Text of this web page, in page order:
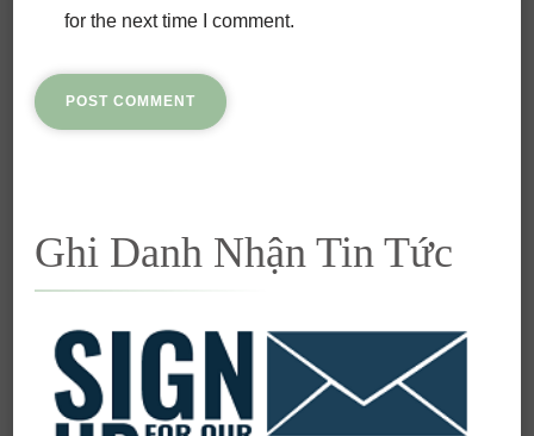
for the next time I comment.
Ghi Danh Nhận Tin Tức